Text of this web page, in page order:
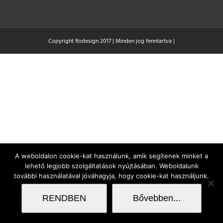
Copyright flodesign 2017 | Minden jog fenntartva |
A weboldalon cookie-kat használunk, amik segítenek minket a
lehető legjobb szolgáltatások nyújtásában. Weboldalunk
további használatával jóváhagyja, hogy cookie-kat használjunk.
RENDBEN Bővebben...